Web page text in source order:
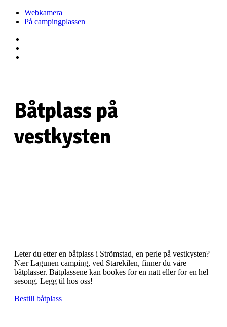
Webkamera
På campingplassen
Båtplass på
vestkysten
Leter du etter en båtplass i Strömstad, en perle på vestkysten?
Nær Lagunen camping, ved Starekilen, finner du våre
båtplasser. Båtplassene kan bookes for en natt eller for en hel
sesong. Legg til hos oss!
Bestill båtplass